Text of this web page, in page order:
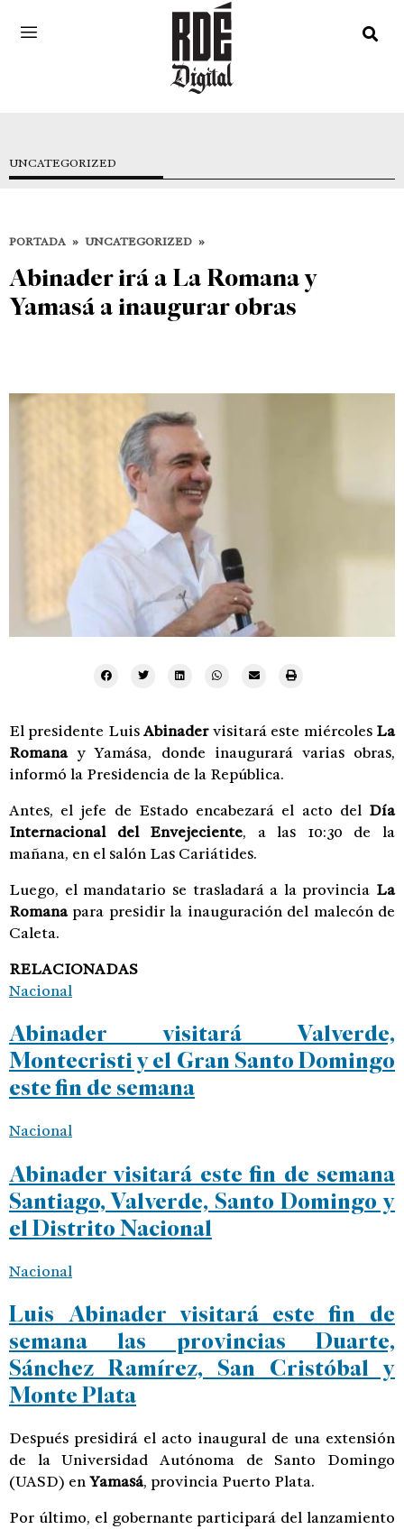
UNCATEGORIZED
PORTADA » UNCATEGORIZED »
Abinader irá a La Romana y
Yamasá a inaugurar obras
El presidente LuisAbinadervisitará este miércoles La
Romanay Yamása, donde inaugurará varias obras,
informó la Presidencia de la República.
Antes, el jefe de Estado encabezará el acto del Día
Internacional del Envejeciente, a las 10:30 de la
mañana, en el salón Las Cariátides.
Luego, el mandatario se trasladará a la provincia La
Romanapara presidir la inauguración del malecón de
Caleta.
RELACIONADAS
Nacional
Abinader visitará Valverde,
Montecristi y el Gran Santo Domingo
este fin de semana
Nacional
Abinader visitará este fin de semana
Santiago, Valverde, Santo Domingo y
el Distrito Nacional
Nacional
Luis Abinader visitará este fin de
semana las provincias Duarte,
Sánchez Ramírez, San Cristóbal y
Monte Plata
Después presidirá el acto inaugural de una extensión
de la Universidad Autónoma de Santo Domingo
(UASD) enYamasá, provincia Puerto Plata.
Por último, el gobernante participará del lanzamiento